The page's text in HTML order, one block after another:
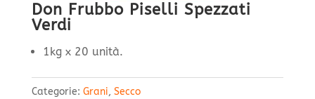
Don Frubbo Piselli Spezzati
Verdi
1kg x 20 unità.
Categorie: Grani, Secco